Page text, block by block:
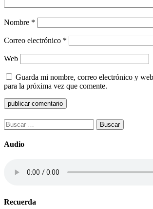
Nombre *
Correo electrónico *
Web
Guarda mi nombre, correo electrónico y
para la próxima vez que comente.
Buscar:
Audio
Recuerda